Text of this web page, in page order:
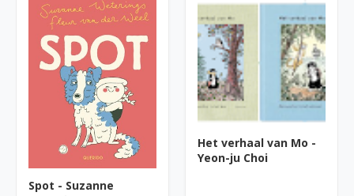
Spot - Suzanne
Het verhaal van Mo -
Yeon-ju Choi